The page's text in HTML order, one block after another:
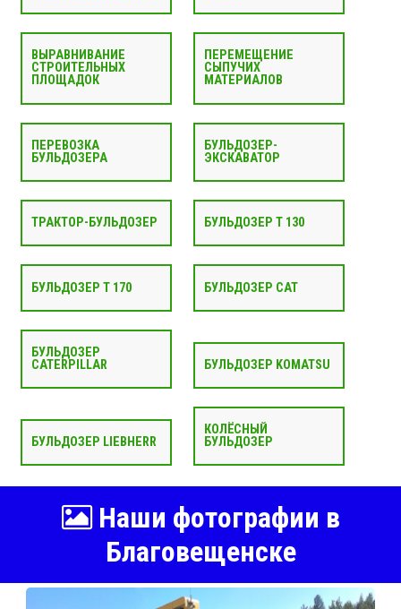
ВЫРАВНИВАНИЕ
СТРОИТЕЛЬНЫХ
ПЛОЩАДОК
ПЕРЕМЕЩЕНИЕ
СЫПУЧИХ
МАТЕРИАЛОВ
ПЕРЕВОЗКА
БУЛЬДОЗЕРА
БУЛЬДОЗЕР-
ЭКСКАВАТОР
ТРАКТОР-БУЛЬДОЗЕР БУЛЬДОЗЕР Т 130
БУЛЬДОЗЕР Т 170 БУЛЬДОЗЕР CAT
БУЛЬДОЗЕР
CATERPILLAR
БУЛЬДОЗЕР KOMATSU
БУЛЬДОЗЕР LIEBHERR
КОЛЁСНЫЙ
БУЛЬДОЗЕР
Наши фотографии в
Благовещенске